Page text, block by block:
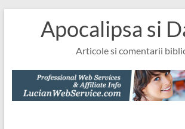
Apocalipsa si
Articole si comentarii